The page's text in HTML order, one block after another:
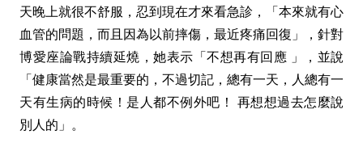
天晚上就很不舒服，忍到現在才來看急診，「本來就有心
血管的問題，而且因為以前摔傷，最近疼痛回復」，針對
博愛座論戰持續延燒，她表示「不想再有回應 」，並說
「健康當然是最重要的，不過切記，總有一天，人總有一
天有生病的時候！是人都不例外吧！ 再想想過去怎麼說
別人的」。